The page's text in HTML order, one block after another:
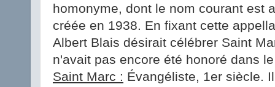
homonyme, dont le nom courant est
créée en 1938. En fixant cette
Albert Blais désirait célébrer Saint
n'avait pas encore été honoré dans
Saint Marc : Évangéliste, 1er siècle.